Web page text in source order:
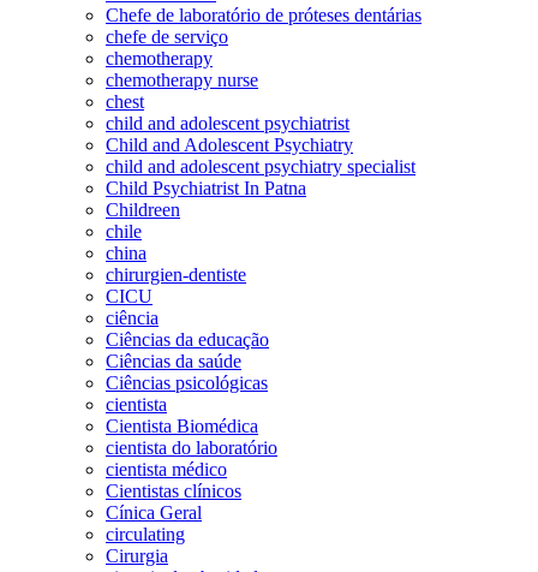
Chefe de laboratório de próteses dentárias
chefe de serviço
chemotherapy
chemotherapy nurse
chest
child and adolescent psychiatrist
Child and Adolescent Psychiatry
child and adolescent psychiatry specialist
Child Psychiatrist In Patna
Childreen
chile
china
chirurgien-dentiste
CICU
ciência
Ciências da educação
Ciências da saúde
Ciências psicológicas
cientista
Cientista Biomédica
cientista do laboratório
cientista médico
Cientistas clínicos
Cínica Geral
circulating
Cirurgia